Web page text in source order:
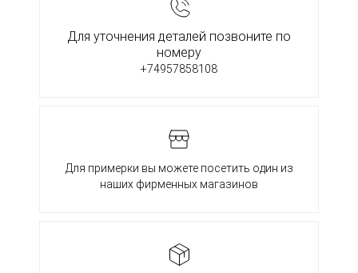
Для уточнения деталей позвоните по
номеру
+74957858108
Для примерки вы можете посетить один из
наших фирменных магазинов